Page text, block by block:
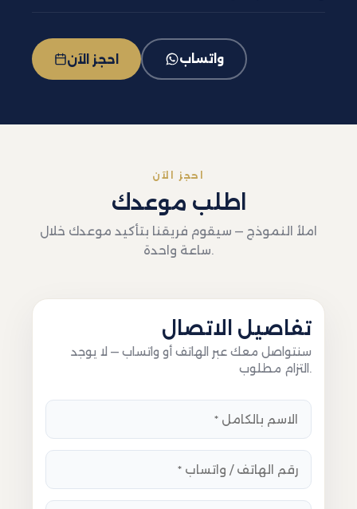
احجز الآن واتساب
احجز الآن
اطلب موعدك
املأ النموذج — سيقوم فريقنا بتأكيد موعدك خلال
ساعة واحدة.
تفاصيل الاتصال
سنتواصل معك عبر الهاتف أو واتساب — لا يوجد
التزام مطلوب.